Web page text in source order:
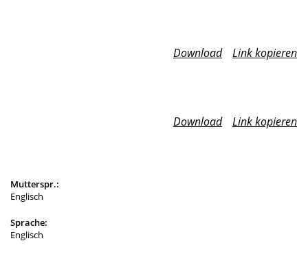
Mutterspr.:
Englisch
Sprache:
Englisch
Download Link kopieren
Download Link kopieren